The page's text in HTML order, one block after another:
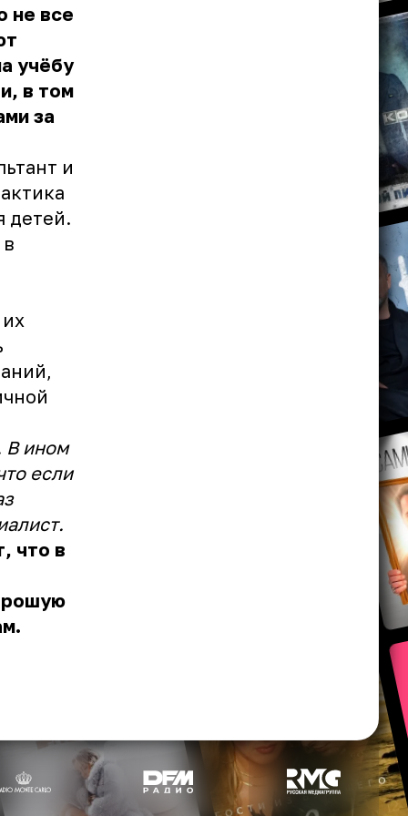
не все
учёбу
в том
за
и
детей.
В ином
если
что в